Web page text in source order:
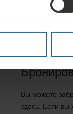
Вы можете
здесь. Если вы